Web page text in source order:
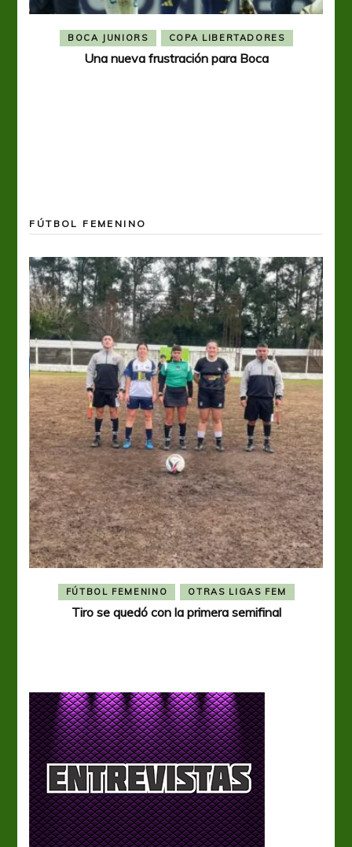
BOCA JUNIORS COPA LIBERTADORES
Una nueva frustración para Boca
FÚTBOL FEMENINO
FÚTBOL FEMENINO OTRAS LIGAS FEM
Tiro se quedó con la primera semifinal